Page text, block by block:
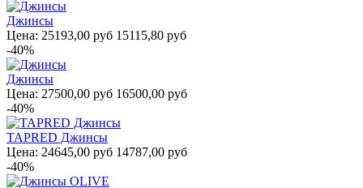
Джинсы
Цена: 25193,00 руб 15115,80 руб
-40%
Джинсы
Цена: 27500,00 руб 16500,00 руб
-40%
TAPRED Джинсы
Цена: 24645,00 руб 14787,00 руб
-40%